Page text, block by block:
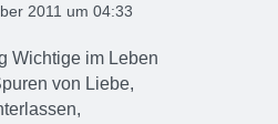
2011 um 04:33
Wichtige im Leben
von Liebe,